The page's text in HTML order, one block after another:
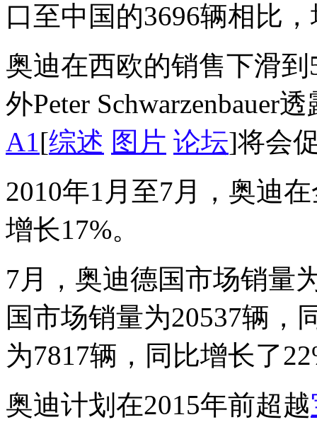
口至中国的3696辆相比
奥迪在西欧的销售下滑
外Peter Schwarzenbauer
A1[综述 图片 论坛]将会
2010年1月至7月，奥迪
增长17%。
7月，奥迪德国市场销量
国市场销量为20537辆，
为7817辆，同比增长了
奥迪计划在2015年前超越